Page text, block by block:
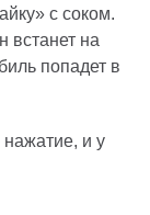
с соком.
встанет на
попадет в
нажатие, и у